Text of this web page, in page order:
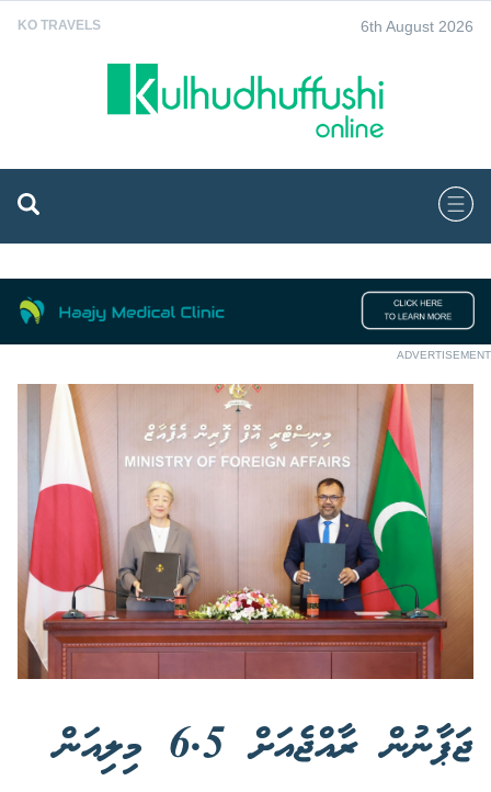
KO TRAVELS 6th August 2026
ADVERTISEMENT
ޖަޕާނުން ރާއްޖެއަށް 6.5 މިލިއަން